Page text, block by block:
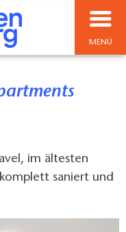
MENÜ
im ältesten
saniert und